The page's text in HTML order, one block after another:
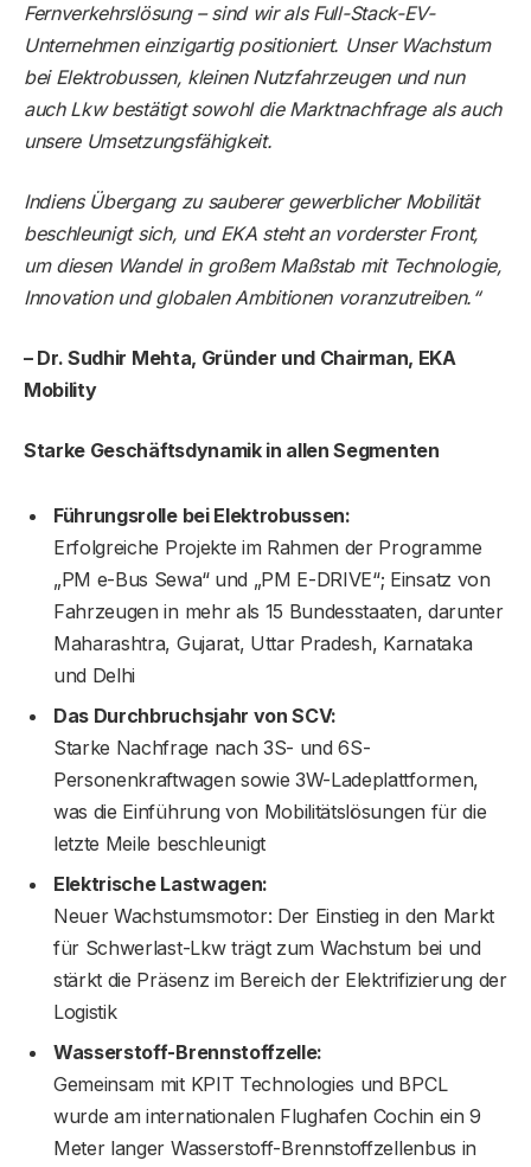
Fernverkehrslösung – sind wir als Full-Stack-EV-
Unternehmen einzigartig positioniert. Unser Wachstum
bei Elektrobussen, kleinen Nutzfahrzeugen und nun
auch Lkw bestätigt sowohl die Marktnachfrage als auch
unsere Umsetzungsfähigkeit.
Indiens Übergang zu sauberer gewerblicher Mobilität
beschleunigt sich, und EKA steht an vorderster Front,
um diesen Wandel in großem Maßstab mit Technologie,
Innovation und globalen Ambitionen voranzutreiben.“
– Dr. Sudhir Mehta, Gründer und Chairman, EKA
Mobility
Starke Geschäftsdynamik in allen Segmenten
Führungsrolle bei Elektrobussen:
Erfolgreiche Projekte im Rahmen der Programme
„PM e-Bus Sewa“ und „PM E-DRIVE“; Einsatz von
Fahrzeugen in mehr als 15 Bundesstaaten, darunter
Maharashtra, Gujarat, Uttar Pradesh, Karnataka
und Delhi
Das Durchbruchsjahr von SCV:
Starke Nachfrage nach 3S- und 6S-
Personenkraftwagen sowie 3W-Ladeplattformen,
was die Einführung von Mobilitätslösungen für die
letzte Meile beschleunigt
Elektrische Lastwagen:
Neuer Wachstumsmotor: Der Einstieg in den Markt
für Schwerlast-Lkw trägt zum Wachstum bei und
stärkt die Präsenz im Bereich der Elektrifizierung der
Logistik
Wasserstoff-Brennstoffzelle:
Gemeinsam mit KPIT Technologies und BPCL
wurde am internationalen Flughafen Cochin ein 9
Meter langer Wasserstoff-Brennstoffzellenbus in